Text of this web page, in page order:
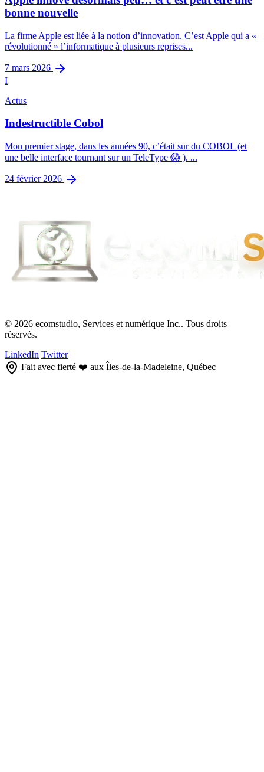
bonne nouvelle
La firme Apple est liée à la notion d’innovation. C’est Apple qui a «
révolutionné » l’informatique à plusieurs reprises...
7 mars 2026
I
Actus
Indestructible Cobol
Mon premier stage, dans les années 90, c’était sur du COBOL (et
une belle interface tournant sur un TeleType 😱 ). ...
24 février 2026
© 2026 ecomstudio, Services et numérique Inc.. Tous droits
réservés.
LinkedIn Twitter
Fait avec fierté ❤️ aux Îles-de-la-Madeleine, Québec